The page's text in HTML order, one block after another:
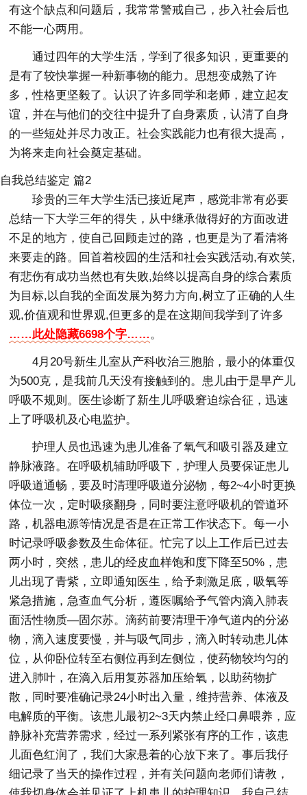
有这个缺点和问题后，我常常警戒自己，步入社会后也
不能一心两用。
通过四年的大学生活，学到了很多知识，更重要的
是有了较快掌握一种新事物的能力。思想变成熟了许
多，性格更坚毅了。认识了许多同学和老师，建立起友
谊，并在与他们的交往中提升了自身素质，认清了自身
的一些短处并尽力改正。社会实践能力也有很大提高，
为将来走向社会奠定基础。
自我总结鉴定 篇2
珍贵的三年大学生活已接近尾声，感觉非常有必要
总结一下大学三年的得失，从中继承做得好的方面改进
不足的地方，使自己回顾走过的路，也更是为了看清将
来要走的路。回首着校园的生活和社会实践活动,有欢笑,
有悲伤有成功当然也有失败,始终以提高自身的综合素质
为目标,以自我的全面发展为努力方向,树立了正确的人生
观,价值观和世界观,但更多的是在这期间我学到了许多
……此处隐藏6698个字…… 。
4月20号新生儿室从产科收治三胞胎，最小的体重仅
为500克，是我前几天没有接触到的。患儿由于是早产儿
呼吸不规则。医生诊断了新生儿呼吸窘迫综合征，迅速
上了呼吸机及心电监护。
护理人员也迅速为患儿准备了氧气和吸引器及建立
静脉液路。在呼吸机辅助呼吸下，护理人员要保证患儿
呼吸道通畅，要及时清理呼吸道分泌物，每2~4小时更换
体位一次，定时吸痰翻身，同时要注意呼吸机的管道环
路，机器电源等情况是否是在正常工作状态下。每一小
时记录呼吸参数及生命体征。忙完了以上工作后已过去
两小时，突然，患儿的经皮血样饱和度下降至50%，患
儿出现了青紫，立即通知医生，给予刺激足底，吸氧等
紧急措施，急查血气分析，遵医嘱给予气管内滴入肺表
面活性物质—固尔苏。滴药前要清理干净气道内的分泌
物，滴入速度要慢，并与吸气同步，滴入时转动患儿体
位，从仰卧位转至右侧位再到左侧位，使药物较均匀的
进入肺叶，在滴入后用复苏器加压给氧，以助药物扩
散，同时要准确记录24小时出入量，维持营养、体液及
电解质的平衡。该患儿最初2~3天内禁止经口鼻喂养，应
静脉补充营养需求，经过一系列紧张有序的工作，该患
儿面色红润了，我们大家悬着的心放下来了。事后我仔
细记录了当天的操作过程，并有关问题向老师们请教，